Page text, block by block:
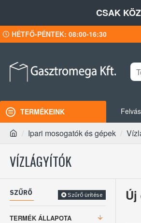
CSAK
HÉTFŐ-PÉNTEK: 08:00-16:30
TERMÉKEINK
Ipari mosogatók és gépek
VÍZLÁGYÍTÓK
SZŰRŐ Szűrő ürítése
TERMÉK ÁLLAPOTA
Új